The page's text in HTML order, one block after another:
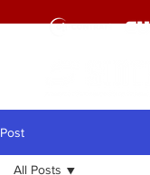
Post
All Posts